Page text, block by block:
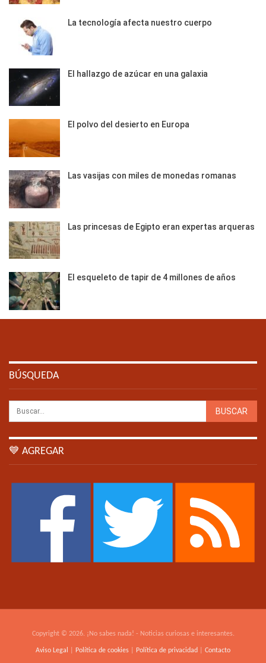
La tecnología afecta nuestro cuerpo
El hallazgo de azúcar en una galaxia
El polvo del desierto en Europa
Las vasijas con miles de monedas romanas
Las princesas de Egipto eran expertas arqueras
El esqueleto de tapir de 4 millones de años
BÚSQUEDA
💙 AGREGAR
Copyright © 2026. ¡No sabes nada! - Noticias curiosas e interesantes.
Aviso Legal Política de cookies Política de privacidad Contacto